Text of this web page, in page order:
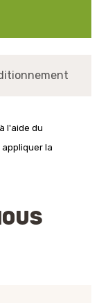
l'aide du
la